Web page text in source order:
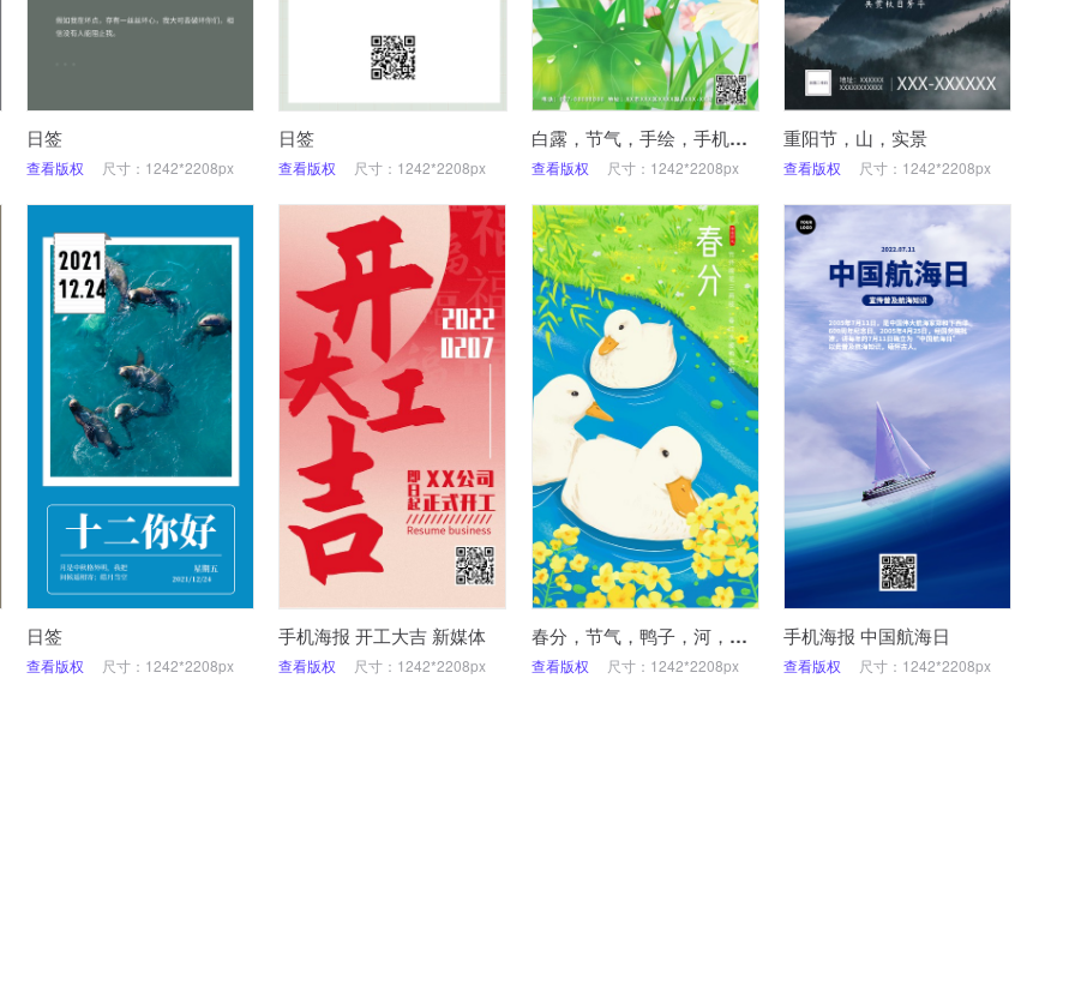
日签
查看版权 尺寸：1242*2208px
日签
查看版权 尺寸：1242*2208px
白露，节气，手绘，手机海报
查看版权 尺寸：1242*2208px
重阳节，山，实景
查看版权 尺寸：1242*2208px
日签
查看版权 尺寸：1242*2208px
手机海报 开工大吉 新媒体
查看版权 尺寸：1242*2208px
春分，节气，鸭子，河，手绘，手机海报
查看版权 尺寸：1242*2208px
手机海报 中国航海日
查看版权 尺寸：1242*2208px